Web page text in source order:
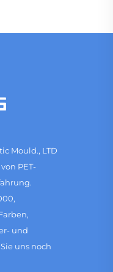
Mould., LTD
PET-
und
uns noch